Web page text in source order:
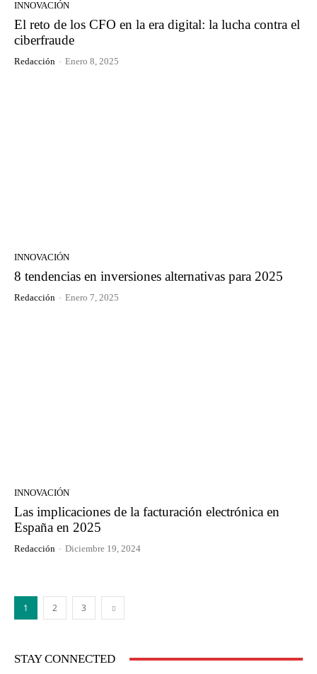
INNOVACIÓN
El reto de los CFO en la era digital: la lucha contra el
ciberfraude
Redacción - Enero 8, 2025
INNOVACIÓN
8 tendencias en inversiones alternativas para 2025
Redacción - Enero 7, 2025
INNOVACIÓN
Las implicaciones de la facturación electrónica en
España en 2025
Redacción - Diciembre 19, 2024
1 2 3
STAY CONNECTED